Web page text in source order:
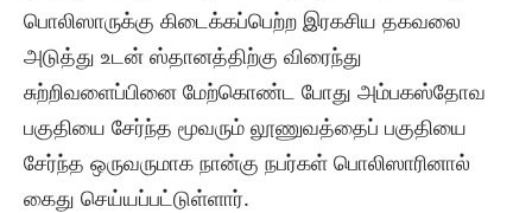
பொலிஸாருக்கு கிடைக்கப்பெற்ற இரகசிய தகவலை
அடுத்து உடன் ஸ்தானத்திற்கு விரைந்து
சுற்றிவளைப்பினை மேற்கொண்ட போது அம்பகஸ்தோவ
பகுதியை சேர்ந்த மூவரும் லூணுவத்தைப் பகுதியை
சேர்ந்த ஒருவருமாக நான்கு நபர்கள் பொலிஸாரினால்
கைது செய்யப்பட்டுள்ளார்.